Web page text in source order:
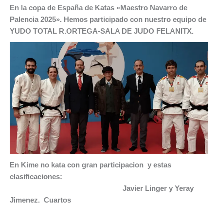
En la copa de España de Katas «Maestro Navarro de
Palencia 2025». Hemos participado con nuestro equipo de
YUDO TOTAL R.ORTEGA-SALA DE JUDO FELANITX.
En Kime no kata con gran participacion y estas
clasificaciones:
Javier Linger y Yeray
Jimenez. Cuartos